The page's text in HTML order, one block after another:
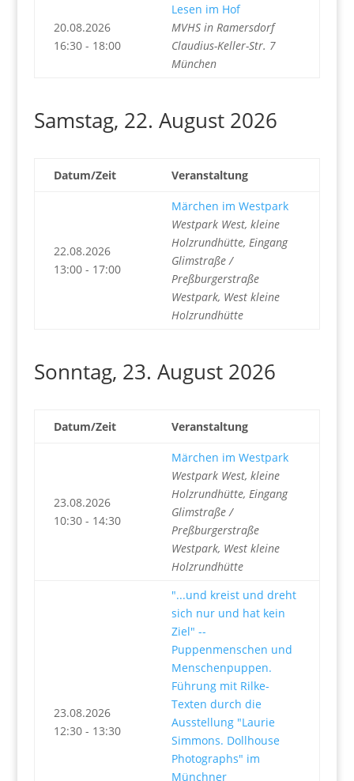
20.08.2026
16:30 - 18:00
Lesen im Hof
MVHS in Ramersdorf
Claudius-Keller-Str. 7
München
Samstag, 22. August 2026
Datum/Zeit Veranstaltung
22.08.2026
13:00 - 17:00
Märchen im Westpark
Westpark West, kleine
Holzrundhütte, Eingang
Glimstraße /
Preßburgerstraße
Westpark, West kleine
Holzrundhütte
Sonntag, 23. August 2026
Datum/Zeit Veranstaltung
23.08.2026
10:30 - 14:30
Märchen im Westpark
Westpark West, kleine
Holzrundhütte, Eingang
Glimstraße /
Preßburgerstraße
Westpark, West kleine
Holzrundhütte
23.08.2026
12:30 - 13:30
"...und kreist und dreht
sich nur und hat kein
Ziel" --
Puppenmenschen und
Menschenpuppen.
Führung mit Rilke-
Texten durch die
Ausstellung "Laurie
Simmons. Dollhouse
Photographs" im
Münchner